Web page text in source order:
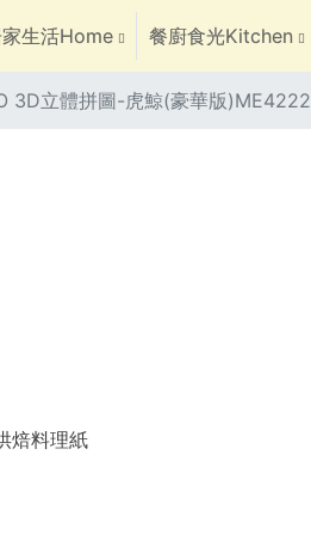
家生活Home 餐廚食光Kitchen
3D立體拼圖-虎鯨(豪華版)ME4222
焙料理紙